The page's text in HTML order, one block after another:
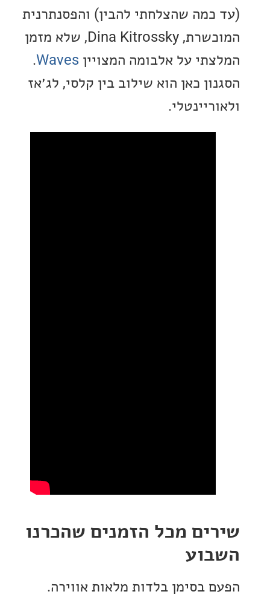
שהצלחתי להבין) והפסנתרנית
המוכשרת, Dina Kitrossky, שלא מזמן
על אלבומה המצוייןWaves
.
כאן הוא שילוב בין קלסי, לג׳אז
מכל הזמנים שהכרנו
בסימן בלדות מלאות אווירה.